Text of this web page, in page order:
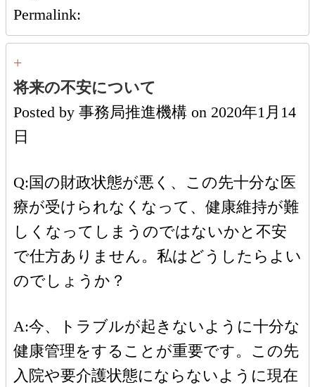
Permalink:
+
将来の不安について
Posted by 事務局推進機構 on 2020年1月14
日
Q:国の財政状態が悪く、この先十分な医
療が受けられなくなって、健康維持が難
しくなってしまうのではないかと不安
で仕方ありません。私はどうしたらよい
のでしょうか？
A:今、トラブルが起きないように十分な
健康管理をすることが重要です。この先
入院や要介護状態にならないように現在